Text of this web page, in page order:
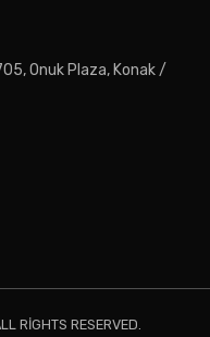
Onuk Plaza, Konak /
RIGHTS RESERVED.